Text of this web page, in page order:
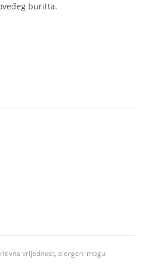
buritta.
vrijednost, alergeni mogu